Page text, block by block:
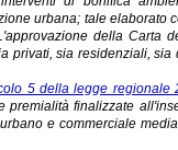
urbana; tale elaborato
della Carta
sia residenziali, sia
5 della legge regionale
finalizzate
e commerciale